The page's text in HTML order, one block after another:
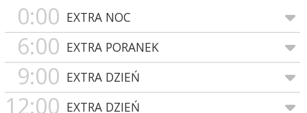
0:00 EXTRA NOC
6:00 EXTRA PORANEK
9:00 EXTRA DZIEŃ
12:00 EXTRA DZIEŃ